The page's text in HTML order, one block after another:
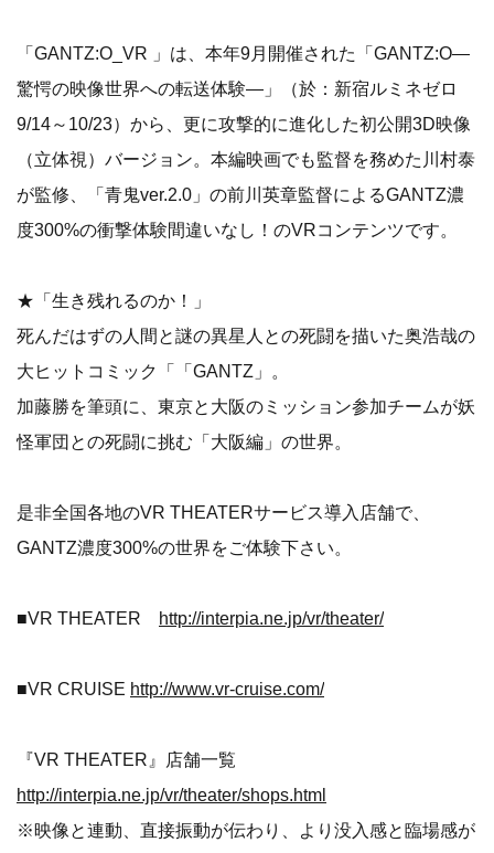
「GANTZ:O_VR 」は、本年9月開催された「GANTZ:O―
驚愕の映像世界への転送体験―」（於：新宿ルミネゼロ
9/14～10/23）から、更に攻撃的に進化した初公開3D映像
（立体視）バージョン。本編映画でも監督を務めた川村泰
が監修、「青鬼ver.2.0」の前川英章監督によるGANTZ濃
度300%の衝撃体験間違いなし！のVRコンテンツです。
★「生き残れるのか！」
死んだはずの人間と謎の異星人との死闘を描いた奥浩哉の
大ヒットコミック「「GANTZ」。
加藤勝を筆頭に、東京と大阪のミッション参加チームが妖
怪軍団との死闘に挑む「大阪編」の世界。
是非全国各地のVR THEATERサービス導入店舗で、
GANTZ濃度300%の世界をご体験下さい。
■VR THEATER http://interpia.ne.jp/vr/theater/
■VR CRUISE http://www.vr-cruise.com/
『VR THEATER』店舗一覧
http://interpia.ne.jp/vr/theater/shops.html
※映像と連動、直接振動が伝わり、より没入感と臨場感が